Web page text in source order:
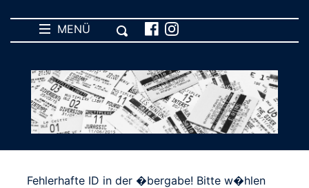
MENÜ
Fehlerhafte ID in der �bergabe! Bitte w�hlen